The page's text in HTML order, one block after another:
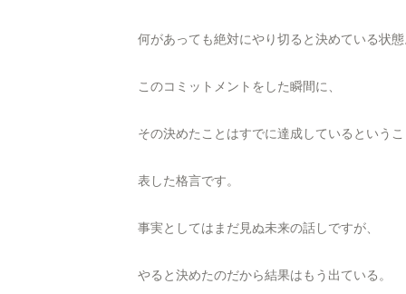
何があっても絶対にやり切ると決めている状
このコミットメントをした瞬間に、
その決めたことはすでに達成しているという
表した格言です。
事実としてはまだ見ぬ未来の話しですが、
やると決めたのだから結果はもう出ている。